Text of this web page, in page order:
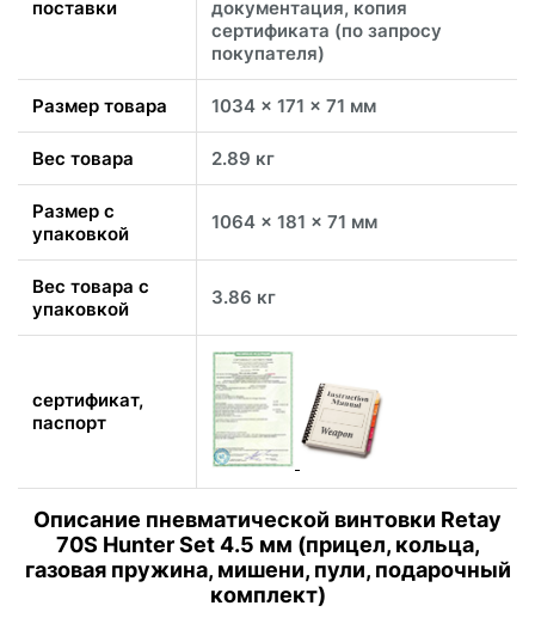
поставки
документация, копия
сертификата (по запросу
покупателя)
Размер товара 1034 x 171 x 71 мм
Вес товара 2.89 кг
Размер с
упаковкой
1064 x 181 x 71 мм
Вес товара с
упаковкой
3.86 кг
сертификат,
паспорт
Описание пневматической винтовки Retay
70S Hunter Set 4.5 мм (прицел, кольца,
газовая пружина, мишени, пули, подарочный
комплект)